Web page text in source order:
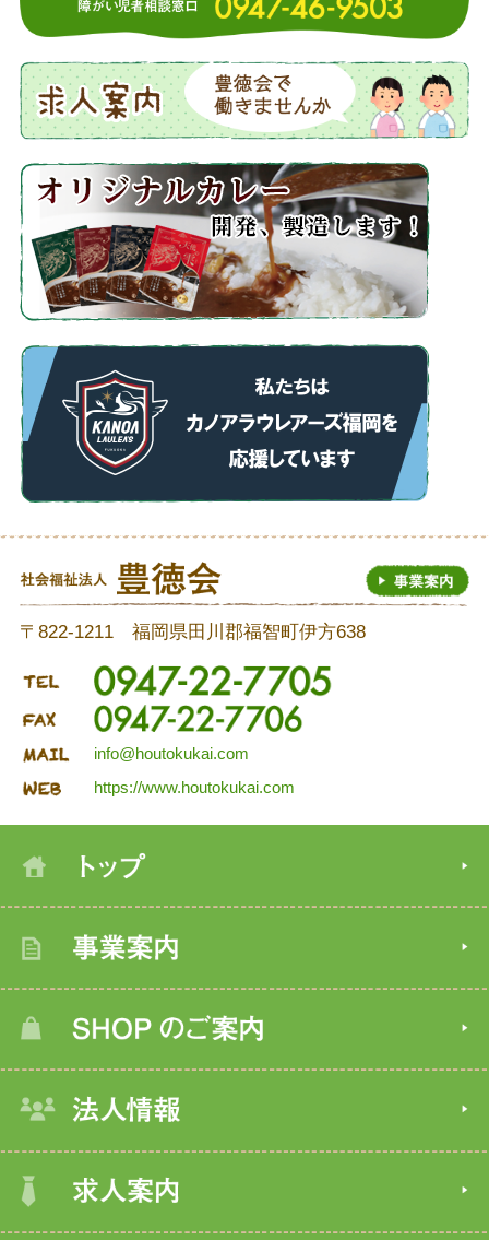
〒822-1211 福岡県田川郡福智町伊方638
info@houtokukai.com
https://www.houtokukai.com